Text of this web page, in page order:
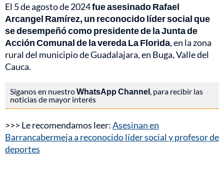
El 5 de agosto de 2024fue asesinado Rafael
Arcangel Ramírez, un reconocido líder social que
se desempeñó como presidente de la Junta de
Acción Comunal de la vereda La Florida, en la zona
rural del municipio de Guadalajara, en Buga, Valle del
Cauca.
Síganos en nuestroWhatsApp Channel , para recibir las
noticias de mayor interés
>>> Le recomendamos leer:Asesinan en
Barrancabermeja a reconocido líder social y profesor de
deportes